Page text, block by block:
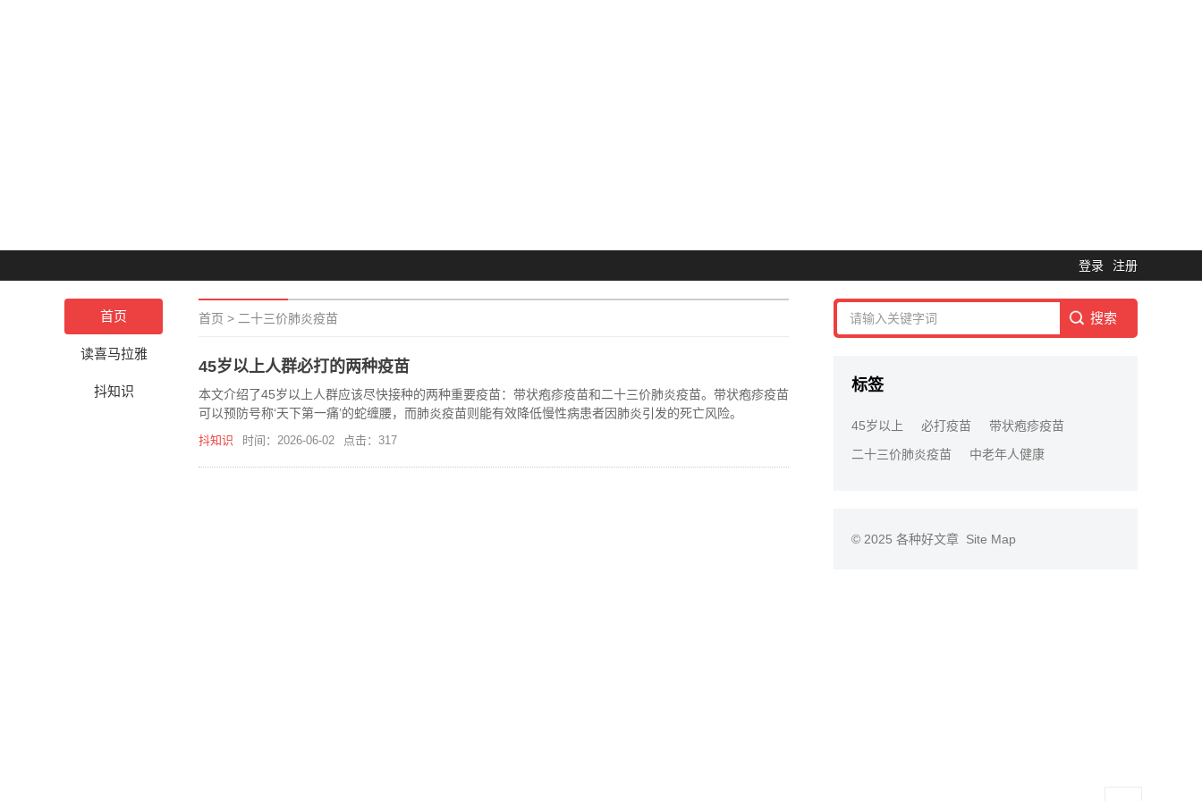
登录 注册
首页
读喜马拉雅
抖知识
首页 > 二十三价肺炎疫苗
45岁以上人群必打的两种疫苗
本文介绍了45岁以上人群应该尽快接种的两种重要疫苗：带状疱疹疫苗和二十三价肺炎疫苗。带状疱疹疫苗
可以预防号称‘天下第一痛’的蛇缠腰，而肺炎疫苗则能有效降低慢性病患者因肺炎引发的死亡风险。
抖知识 时间：2026-06-02 点击：317
标签
45岁以上 必打疫苗
带状疱疹疫苗
二十三价肺炎疫苗
中老年人健康
© 2025 各种好文章 Site Map